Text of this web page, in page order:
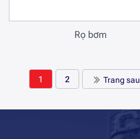
Rọ bơm
1 2 Trang sau